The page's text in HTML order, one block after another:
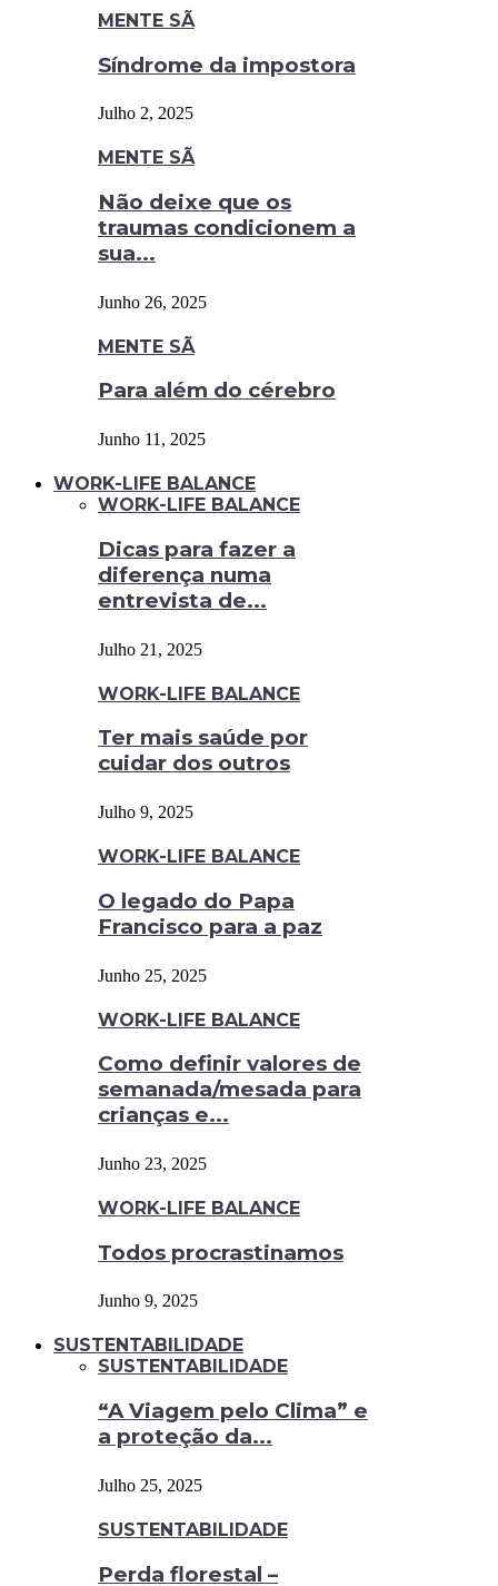
MENTE SÃ
Síndrome da impostora
Julho 2, 2025
MENTE SÃ
Não deixe que os
traumas condicionem a
sua...
Junho 26, 2025
MENTE SÃ
Para além do cérebro
Junho 11, 2025
WORK-LIFE BALANCE
WORK-LIFE BALANCE
Dicas para fazer a
diferença numa
entrevista de...
Julho 21, 2025
WORK-LIFE BALANCE
Ter mais saúde por
cuidar dos outros
Julho 9, 2025
WORK-LIFE BALANCE
O legado do Papa
Francisco para a paz
Junho 25, 2025
WORK-LIFE BALANCE
Como definir valores de
semanada/mesada para
crianças e...
Junho 23, 2025
WORK-LIFE BALANCE
Todos procrastinamos
Junho 9, 2025
SUSTENTABILIDADE
SUSTENTABILIDADE
“A Viagem pelo Clima” e
a proteção da...
Julho 25, 2025
SUSTENTABILIDADE
Perda florestal –